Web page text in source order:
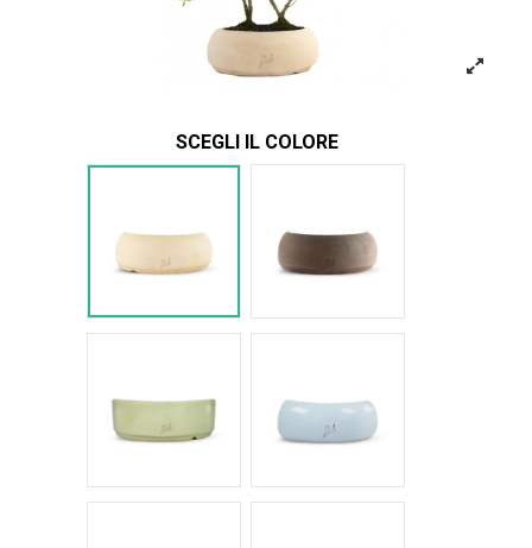
SCEGLI IL COLORE